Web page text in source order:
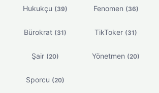
Hukukçu (39) Fenomen (36)
Bürokrat (31) TikToker (31)
Şair (20) Yönetmen (20)
Sporcu (20)